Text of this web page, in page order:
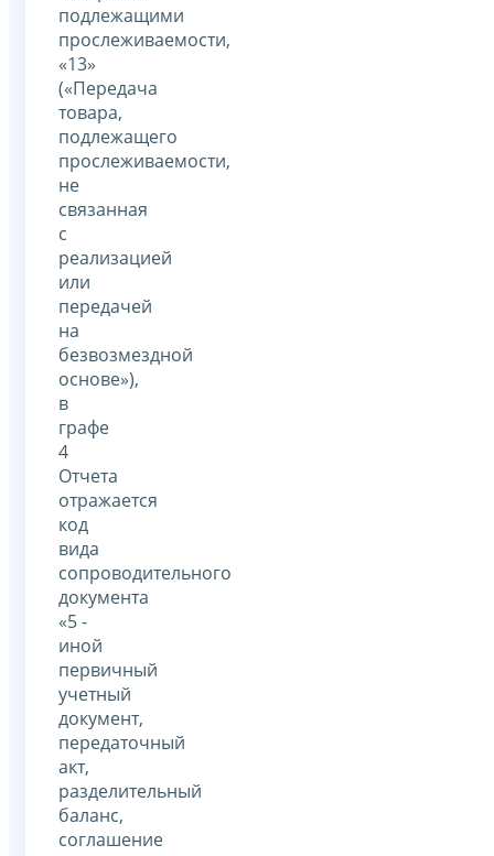
подлежащими
прослеживаемости,
«13»
(«Передача
товара,
подлежащего
прослеживаемости,
не
связанная
с
реализацией
или
передачей
на
безвозмездной
основе»),
в
графе
4
Отчета
отражается
код
вида
сопроводительного
документа
«5 -
иной
первичный
учетный
документ,
передаточный
акт,
разделительный
баланс,
соглашение